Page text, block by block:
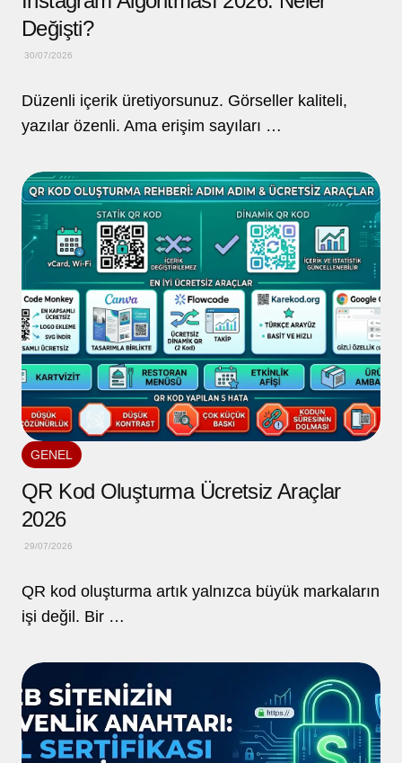
Değişti?
30/07/2026
Düzenli içerik üretiyorsunuz. Görseller kaliteli,
yazılar özenli. Ama erişim sayıları …
GENEL
QR Kod Oluşturma Ücretsiz Araçlar
2026
29/07/2026
QR kod oluşturma artık yalnızca büyük markaların
işi değil. Bir …